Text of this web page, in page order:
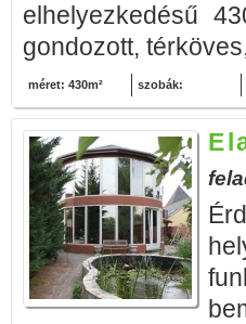
elhelyezkedésű
gondozott,
méret: 430m² szobák: